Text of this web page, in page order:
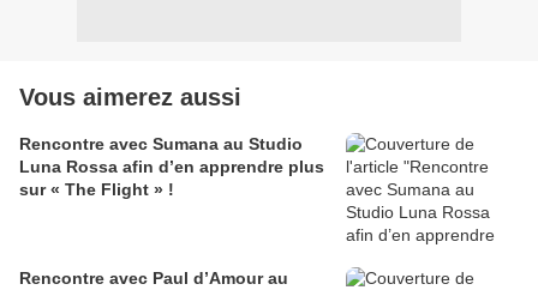
Vous aimerez aussi
Rencontre avec Sumana au Studio
Luna Rossa afin d’en apprendre plus
sur « The Flight » !
Rencontre avec Paul d’Amour au